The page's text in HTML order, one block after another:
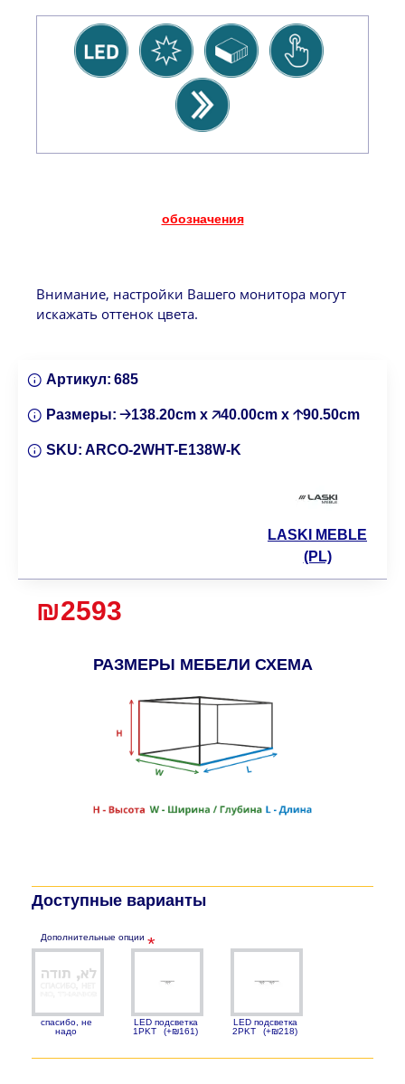
обозначения
Внимание, настройки Вашего монитора могут
искажать оттенок цвета.
РАЗМЕРЫ МЕБЕЛИ СХЕМА
₪2593
Артикул: 685
Размеры: 🡢138.20cm x 🡥40.00cm x 🡡90.50cm
SKU: ARCO-2WHT-E138W-K
LASKI MEBLE
(PL)
Доступные варианты
Дополнительные опции
спасибо, не
надо
LED подсветка
1PKT
(+₪161)
LED подсветка
2PKT
(+₪218)